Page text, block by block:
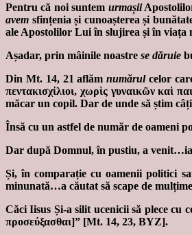
Pentru că noi suntem urmașii
avem sfințenia și cunoașterea și
ale Apostolilor Lui în slujirea și în viața
Așadar, prin mâinile noastre se dăruie
Din Mt. 14, 21 aflămnumărulcelor
πεντακισχίλιοι, χωρὶς γυναικῶν
măcar un copil. Dar de unde să știm
Însă cu un astfel de număr de oameni
Dar după Domnul, în pustiu, a
Și, în comparație cu oamenii politici
minunată…a căutat să scape de
Căci Iisus Și-a silit ucenicii să plece cu
προσεύξασθαι]” [Mt. 14, 23, BYZ].